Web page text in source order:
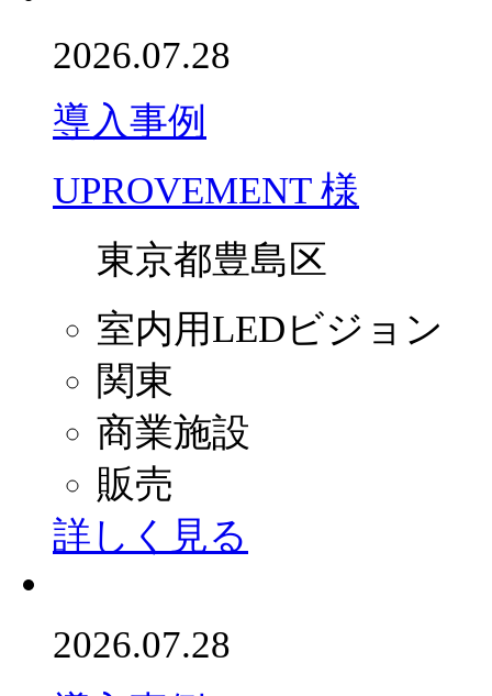
2026.07.28
導入事例
UPROVEMENT 様
東京都豊島区
室内用LEDビジョン
関東
商業施設
販売
詳しく見る
2026.07.28